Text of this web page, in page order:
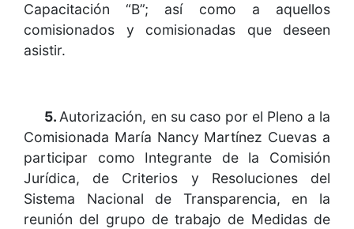
Capacitación “B”; así como a aquellos
comisionados y comisionadas que deseen
asistir.
5. Autorización, en su caso por el Pleno a la
Comisionada María Nancy Martínez Cuevas a
participar como Integrante de la Comisión
Jurídica, de Criterios y Resoluciones del
Sistema Nacional de Transparencia, en la
reunión del grupo de trabajo de Medidas de